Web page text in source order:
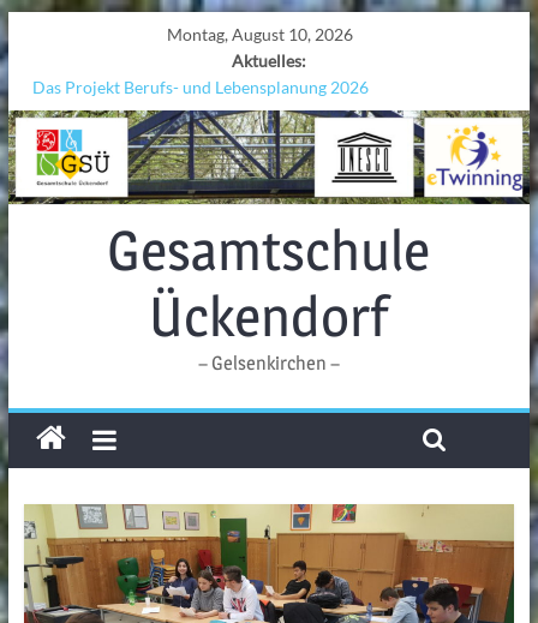
Montag, August 10, 2026
Aktuelles:
Das Projekt Berufs- und Lebensplanung 2026
UNESCO Stadtradeln „Grenzen überwinden“
KCC-Workshop
Sicherheit auf den Wellen: Lehrkräfte bilden sich in Alicante fort
Ferien!!!
Gesamtschule
Ückendorf
– Gelsenkirchen –